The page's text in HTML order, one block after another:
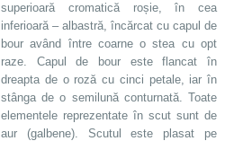
superioară cromatică roșie, în cea
inferioară – albastră, încărcat cu capul de
bour având între coarne o stea cu opt
raze. Capul de bour este flancat în
dreapta de o roză cu cinci petale, iar în
stânga de o semilună conturnată. Toate
elementele reprezentate în scut sunt de
aur (galbene). Scutul este plasat pe